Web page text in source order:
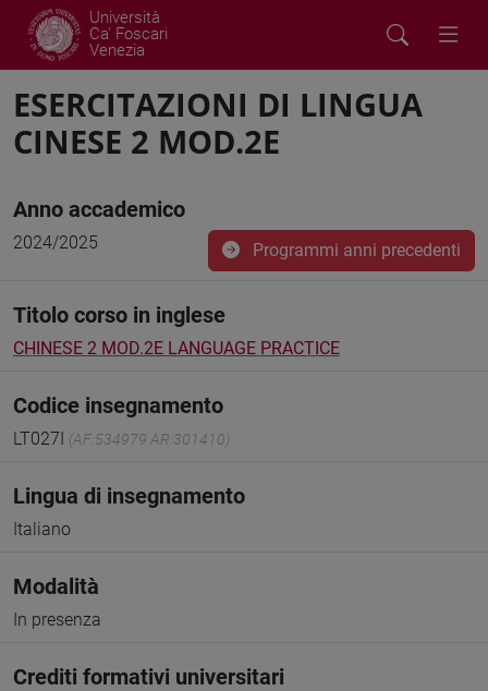
Università
Ca' Foscari
Venezia
ESERCITAZIONI DI LINGUA
CINESE 2 MOD.2E
Anno accademico
2024/2025 Programmi anni precedenti
Titolo corso in inglese
CHINESE 2 MOD.2E LANGUAGE PRACTICE
Codice insegnamento
LT027I (AF:534979 AR:301410)
Lingua di insegnamento
Italiano
Modalità
In presenza
Crediti formativi universitari